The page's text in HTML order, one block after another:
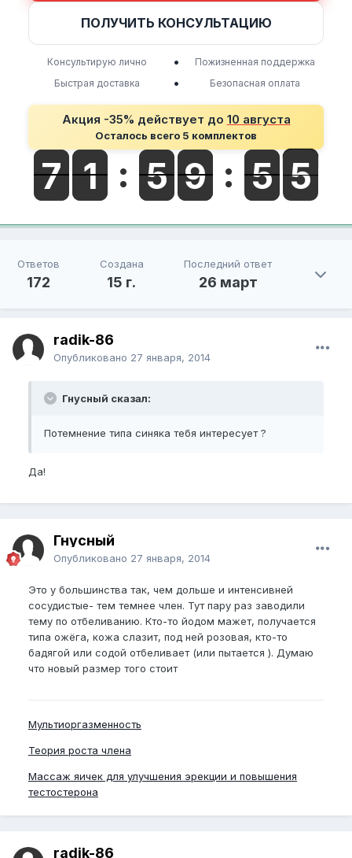
ПОЛУЧИТЬ КОНСУЛЬТАЦИЮ
Консультирую лично •
Пожизненная поддержка
Быстрая доставка
• Безопасная оплата
Акция -35% действует до 10 августа
Осталось всего 5 комплектов
Ответов
172
Создана
15 г.
Последний ответ
26 март
radik-86
Опубликовано 27 января, 2014
Гнусный сказал:
Потемнение типа синяка тебя интересует ?
Да!
Гнусный
Опубликовано 27 января, 2014
Это у большинства так, чем дольше и интенсивней
сосудистые- тем темнее член. Тут пару раз заводили
тему по отбеливанию. Кто-то йодом мажет, получается
типа ожёга, кожа слазит, под ней розовая, кто-то
бадягой или содой отбеливает (или пытается ). Думаю
что новый размер того стоит
Мультиоргазменность
Теория роста члена
Массаж яичек для улучшения эрекции и повышения
тестостерона
radik-86